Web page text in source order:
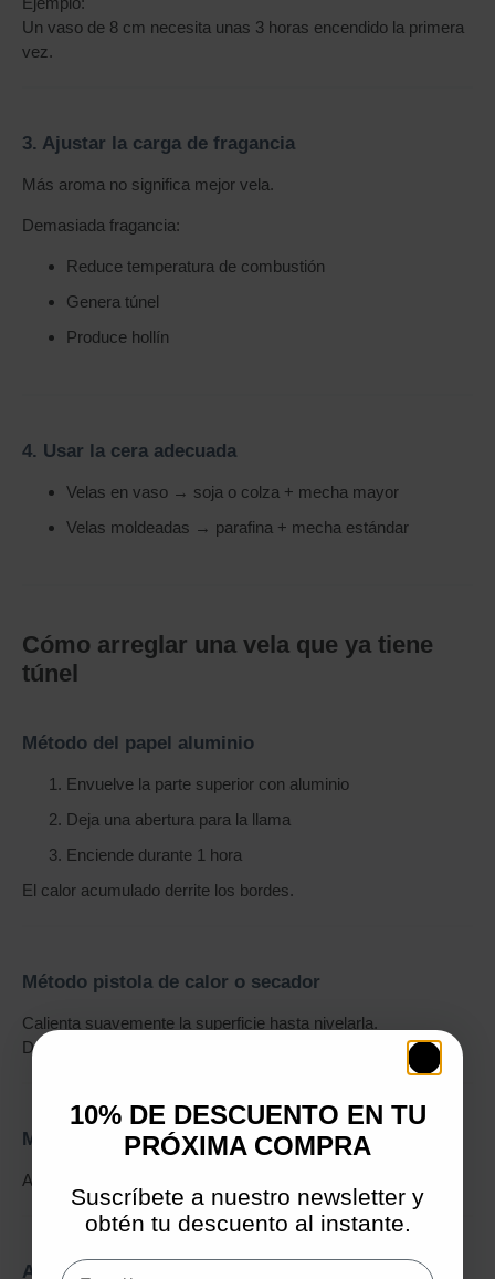
Un vaso de 8 cm necesita unas 3 horas encendido la primera
vez.
3. Ajustar la carga de fragancia
Más aroma no significa mejor vela.
Demasiada fragancia:
Reduce temperatura de combustión
Genera túnel
Produce hollín
4. Usar la cera adecuada
Velas en vaso → soja o colza + mecha mayor
Velas moldeadas → parafina + mecha estándar
Cómo arreglar una vela que ya tiene
túnel
Método del papel aluminio
Envuelve la parte superior con aluminio
Deja una abertura para la llama
Enciende durante 1 hora
El calor acumulado derrite los bordes.
Método pistola de calor o secador
Calienta suavemente la superficie hasta nivelarla.
Deja enfriar antes de volver a encender.
Método horno (para artesanos)
A baja temperatura unos minutos para resetear la superficie.
Ajuste definitivo
10% DE DESCUENTO EN TU
PRÓXIMA COMPRA
Suscríbete a nuestro newsletter y
obtén tu descuento al instante.
Email